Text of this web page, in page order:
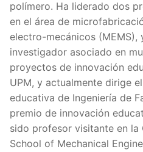
polímero. Ha liderado dos
en el área de
electro-mecánicos
investigador asociado en
proyectos de innovación
UPM, y actualmente dirige
educativa de Ingeniería de
premio de innovación
sido profesor visitante en la
School of Mechanical